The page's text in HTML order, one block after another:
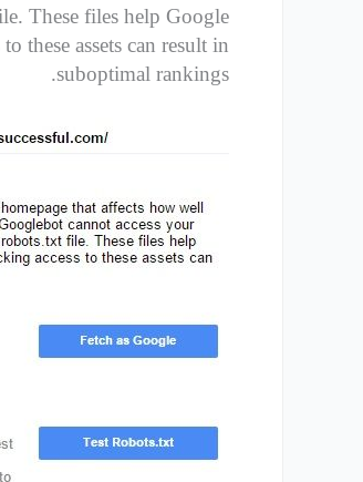
These files help Google
these assets can result in
suboptimal rankings.